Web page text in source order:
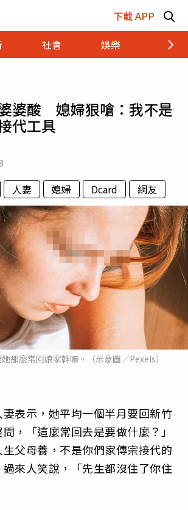
下載 APP
社會 娛樂 財經
婆酸 媳婦狠嗆：我不是
代工具
人妻 媳婦 Dcard 網友
那麼常回娘家幹嘛。（示意圖／Pexels）
表示，她平均一個半月要回新竹
，「這麼常回去是要做什麼？」
父母養，不是你們家傳宗接代的
來人笑說，「先生都沒住了你住